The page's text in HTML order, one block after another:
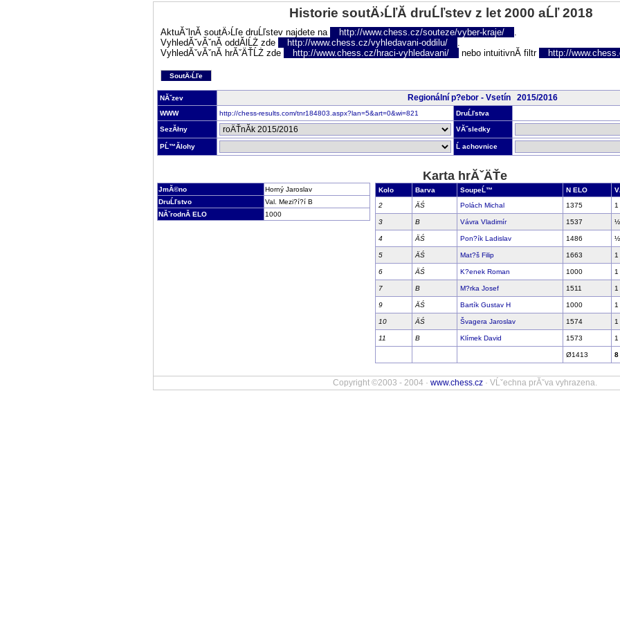
Historie soutÄ›ĹľĂ­ druĹľstev z let 2000 aĹľ 2018
AktuĂˇlnĂ­ soutÄ›Ĺľe druĹľstev najdete na http://www.chess.cz/souteze/vyber-kraje/
.
VyhledĂˇvĂˇnĂ­ oddĂ­lĹŻ zde
http://www.chess.cz/vyhledavani-oddilu/
.
VyhledĂˇvĂˇnĂ­ hrĂˇÄŤĹŻ zde
http://www.chess.cz/hraci-vyhledavani/ nebo intuitivnĂ­ filtr http://
SoutÄ›Ĺľe
NĂˇzev Regionální p?ebor - Vsetín 2015/2016
WWW http://chess-results.com/tnr184803.aspx?lan=5&art=0&wi=821 DruĹľstva
SezĂłny VĂ˝sledky
PĹ™Ă­lohy Ĺ achovnice
Karta hrĂˇÄŤe
JmĂ©no
Horný Jaroslav
DruĹľstvo
Val. Mezi?í?í B
NĂˇrodnĂ­ ELO
1000
Kolo Barva SoupeĹ™ N ELO
2
ÄŚ Polách Michal 1375 1
3 B Vávra Vladimír 1537 ½
4 ÄŚ Pon?ík Ladislav 1486 ½
5 ÄŚ Mat?š Filip 1663 1
6 ÄŚ K?enek Roman 1000 1
7 B M?rka Josef 1511 1
9 ÄŚ Bartík Gustav H 1000 1
10 ÄŚ Švagera Jaroslav 1574 1
11 B Klímek David 1573 1
Ø1413 8
Copyright ©2003 - 2004 · www.chess.cz · VĹˇechna prĂˇva vyhrazena.